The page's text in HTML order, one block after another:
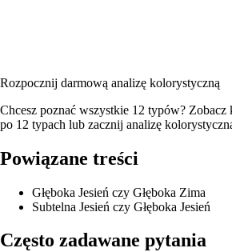
Rozpocznij darmową analizę kolorystyczną
Chcesz poznać wszystkie 12 typów? Zobacz
po 12 typach lub zacznij analizę
Powiązane treści
Głęboka Jesień czy Głęboka Zima
Subtelna Jesień czy Głęboka Jesień
Często zadawane pytania